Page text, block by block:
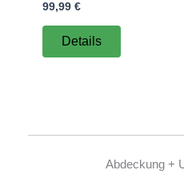
99,99 €
Details
Abdeckung +